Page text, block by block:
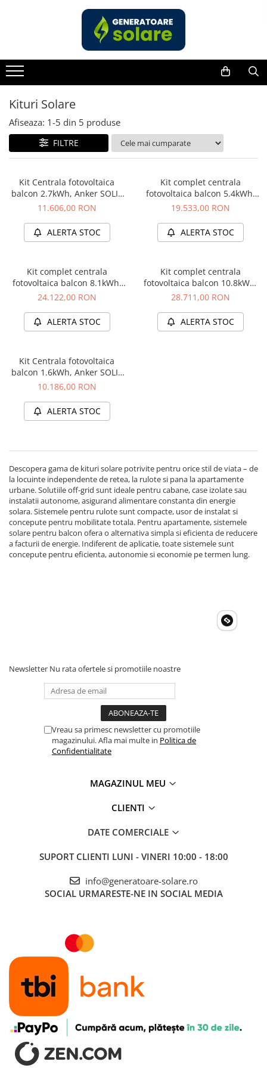
Acasa
Statii de Alimentare Portabile
Intre 1000-2000W
Intre 2000-3000W
Peste 3000W
Bluetti
EcoFlow
Anker
Jackery
Oscal
Xtorm
Vezi toate statiile
Accesorii Statii de Alimentare
Pana in 1000W
Intre 1000-2000W
Intre 2000-3000W
Peste 3000W
Bluetti
EcoFlow
Anker
Jackery
Pecron
Oscal
Toate generatoarele
Panouri Solare Pliabile
Pecron
Toate panourile portabile
Kituri solare pentru balcon
Frigidere Portabile
Componente Fotovoltaice
Incarcatoare solare
Incarcatoare solare PWM
Cabluri pentru echipamente
Invertoare Off-grid
Incarcatoare de retea
Acumulatori de stocare
Componente sisteme de balcon
Iluminat solar
Acumulatori
Acumulatori Standard Plumb
Acumulatori Litiu
Kituri Solare
Afiseaza: 1-5 din 5 produse
FILTRE
Kit Centrala fotovoltaica
balcon 2.7kWh, Anker SOLIX
Solarbank 3 E2700 Pro +
prindere
11.606,00 RON
ALERTA STOC
Kit complet centrala
fotovoltaica balcon 5.4kWh,
Anker SOLIX Solarbank 3
panouri 4 x 440W + sistem
prindere
19.533,00 RON
ALERTA STOC
Kit complet centrala
fotovoltaica balcon 8.1kWh,
Anker SOLIX Solarbank 3
panouri 4 x 440W + sistem
prindere
24.122,00 RON
ALERTA STOC
Kit complet centrala
fotovoltaica balcon 10.8kWh,
Anker SOLIX Solarbank 3
panouri 4 x 440W + sistem
prindere
28.711,00 RON
ALERTA STOC
Kit Centrala fotovoltaica
balcon 1.6kWh, Anker SOLIX
Solarbank 2 E1600 Pro +
prindere
10.186,00 RON
ALERTA STOC
Descopera gama de kituri solare potrivite pentru orice stil de viata – de
la locuinte independente de retea, la rulote si pana la apartamente
urbane. Solutiile off-grid sunt ideale pentru cabane, case izolate sau
instalatii autonome, asigurand alimentare constanta din energie
solara. Sistemele pentru rulote sunt compacte, usor de instalat si
concepute pentru mobilitate totala. Pentru apartamente, sistemele
solare pentru balcon ofera o alternativa simpla si eficienta de reducere
a facturii de energie. Indiferent de aplicatie, toate sistemele sunt
concepute pentru eficienta, autonomie si economie pe termen lung.
Newsletter Nu rata ofertele si promotiile noastre
Vreau sa primesc newsletter cu promotiile
magazinului. Afla mai multe in Politica de
Confidentialitate
MAGAZINUL MEU
CLIENTI
DATE COMERCIALE
SUPORT CLIENTI LUNI - VINERI 10:00 - 18:00
info@generatoare-solare.ro
SOCIAL URMARESTE-NE IN SOCIAL MEDIA